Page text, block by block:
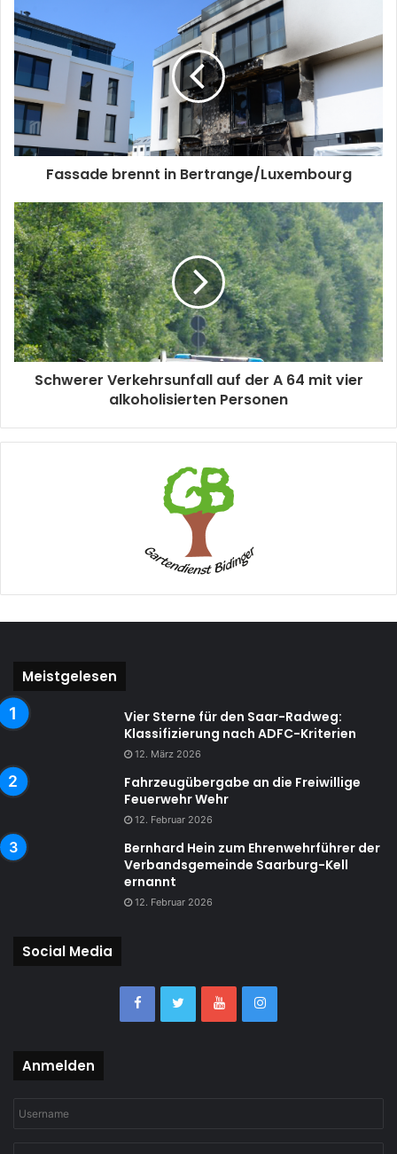
Fassade brennt in Bertrange/Luxembourg
Schwerer Verkehrsunfall auf der A 64 mit vier
alkoholisierten Personen
Meistgelesen
Vier Sterne für den Saar-Radweg:
Klassifizierung nach ADFC-Kriterien
12. März 2026
Fahrzeugübergabe an die Freiwillige
Feuerwehr Wehr
12. Februar 2026
Bernhard Hein zum Ehrenwehrführer der
Verbandsgemeinde Saarburg-Kell
ernannt
12. Februar 2026
Social Media
Anmelden